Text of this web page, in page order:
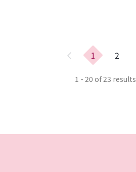
이
1 2
1 - 20 of 23 results